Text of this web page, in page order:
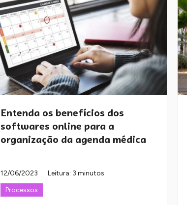
Entenda os benefícios dos
softwares online para a
organização da agenda médica
12/06/2023
Leitura: 3 minutos
Processos